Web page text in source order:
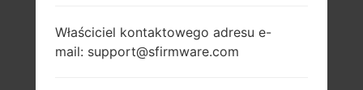
Właściciel kontaktowego adresu e-
mail: support@sfirmware.com